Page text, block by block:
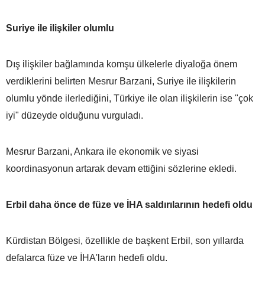
Suriye ile ilişkiler olumlu
Dış ilişkiler bağlamında komşu ülkelerle diyaloğa önem
verdiklerini belirten Mesrur Barzani, Suriye ile ilişkilerin
olumlu yönde ilerlediğini, Türkiye ile olan ilişkilerin ise "çok
iyi" düzeyde olduğunu vurguladı.
Mesrur Barzani, Ankara ile ekonomik ve siyasi
koordinasyonun artarak devam ettiğini sözlerine ekledi.
Erbil daha önce de füze ve İHA saldırılarının hedefi oldu
Kürdistan Bölgesi, özellikle de başkent Erbil, son yıllarda
defalarca füze ve İHA'ların hedefi oldu.